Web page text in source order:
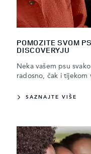
POMOZITE SVOM
DISCOVERYJU
Neka vašem psu
radosno, čak i tijekom
SAZNAJTE VIŠE